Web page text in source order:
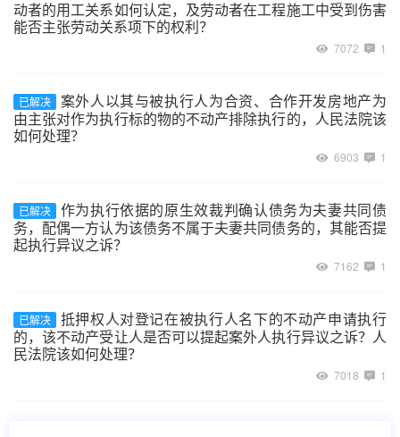
动者的用工关系如何认定，及劳动者在工程施工中受到伤害
能否主张劳动关系项下的权利？
7072 1
已解决
案外人以其与被执行人为合资、合作开发房地产为
由主张对作为执行标的物的不动产排除执行的，人民法院该
如何处理？
6903 1
已解决
作为执行依据的原生效裁判确认债务为夫妻共同债
务，配偶一方认为该债务不属于夫妻共同债务的，其能否提
起执行异议之诉？
7162 1
已解决
抵押权人对登记在被执行人名下的不动产申请执行
的，该不动产受让人是否可以提起案外人执行异议之诉？人
民法院该如何处理？
7018 1